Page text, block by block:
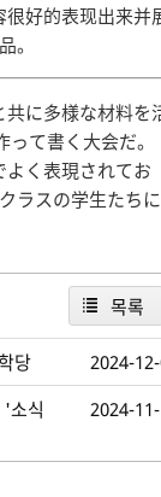
好的表现出来并
。
に多様な材料を
て書く大会だ。
く表現されてお
ラスの学生たちに
목록
당
2024-
소식
2024-